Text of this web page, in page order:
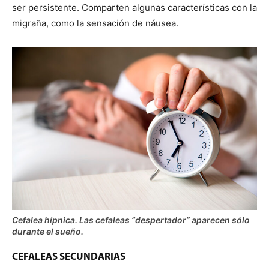
ser persistente. Comparten algunas características con la
migraña, como la sensación de náusea.
Cefalea hípnica. Las cefaleas “despertador” aparecen sólo
durante el sueño.
CEFALEAS SECUNDARIAS